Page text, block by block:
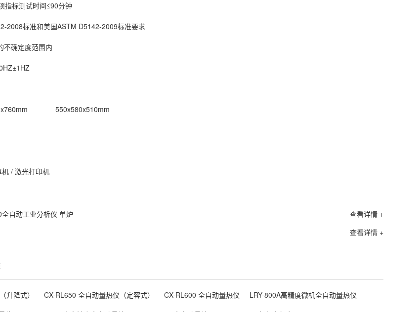
指标测试时间≤90分钟
2008标准和美国ASTM D5142-2009标准要求
不确定度范围内
550x580x510mm
/ 激光打印机
查看详情 +
自动工业分析仪 单炉
查看详情 +
升降式） CX-RL650 全自动量热仪（定容式） CX-RL600 全自动量热仪
LRY-800A高精度微机全自动量热仪